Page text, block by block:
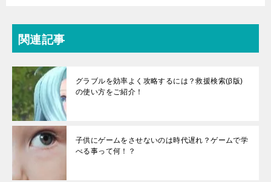
関連記事
グラブルを効率よく攻略するには？救援検索(β版)
の使い方をご紹介！
子供にゲームをさせないのは時代遅れ？ゲームで学
べる事って何！？